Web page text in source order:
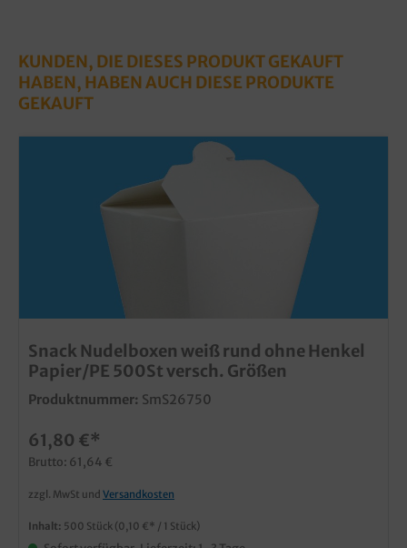
KUNDEN, DIE DIESES PRODUKT GEKAUFT
HABEN, HABEN AUCH DIESE PRODUKTE
GEKAUFT
Snack Nudelboxen weiß rund ohne Henkel
Papier/PE 500St versch. Größen
Produktnummer: SmS26750
61,80 €*
Brutto: 61,64 €
zzgl. MwSt und Versandkosten
Inhalt: 500 Stück (0,10 €* / 1 Stück)